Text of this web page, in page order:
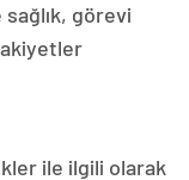
görevi
ile ilgili olarak